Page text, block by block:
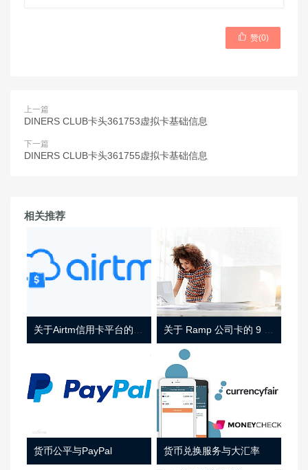
 赞(0)
上一篇
DINERS CLUB卡头361753虚拟卡基础信息
下一篇
DINERS CLUB卡头361755虚拟卡基础信息
相关推荐
货币公平与PayPal 货币兑换服务与大汇率